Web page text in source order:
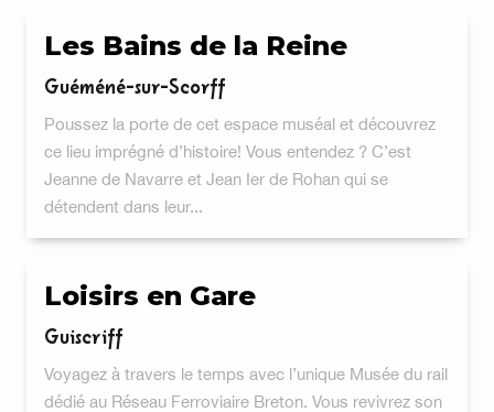
Les Bains de la Reine
Guéméné-sur-Scorff
Poussez la porte de cet espace muséal et découvrez
ce lieu imprégné d’histoire! Vous entendez ? C’est
Jeanne de Navarre et Jean Ier de Rohan qui se
détendent dans leur...
Loisirs en Gare
Guiscriff
Voyagez à travers le temps avec l’unique Musée du rail
dédié au Réseau Ferroviaire Breton. Vous revivrez son